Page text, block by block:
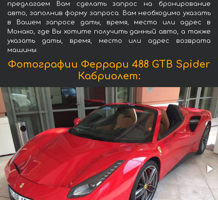
предлагаем Вам сделать запрос на бронирование
авто, заполнив форму запроса. Вам необходимо указать
в Вашем запросе даты, время, место или адрес в
Монако, где Вы хотите получить данный авто, а также
указать даты, время, место или адрес возврата
машины.
Фотографии Феррари 488 GTB Spider
Кабриолет: